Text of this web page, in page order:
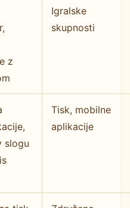
z
Igralske
skupnosti
slogu
Tisk, mobilne
aplikacije